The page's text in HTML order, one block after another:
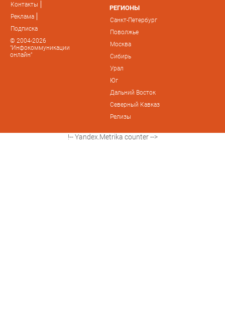
Контакты
Реклама
Подписка
© 2004-2026
"Инфокоммуникации
онлайн"
РЕГИОНЫ
Санкт-Петербург
Поволжье
Москва
Сибирь
Урал
Юг
Дальний Восток
Северный Кавказ
Релизы
!-- Yandex.Metrika counter -->